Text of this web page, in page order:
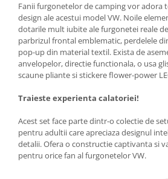
Fanii furgonetelor de camping vor adora
design ale acestui model VW. Noile
dotarile mult iubite ale furgonetei reale
parbrizul frontal emblematic, perdelele
pop-up din material textil. Exista de
anvelopelor, directie functionala, o usa
scaune pliante si stickere flower-power
Traieste experienta calatoriei!
Acest set face parte dintr-o colectie de
pentru adultii care apreciaza designul
detalii. Ofera o constructie captivanta si
pentru orice fan al furgonetelor VW.